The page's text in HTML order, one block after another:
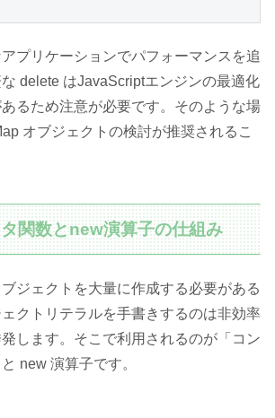
プリケーションでパフォーマンスを追
delete はJavaScriptエンジンの最適化
るため注意が必要です。そのような場
オブジェクトの検討が推奨されるこ
関数とnew演算子の仕組み
ジェクトを大量に作成する必要がある
クトリテラルを手書きするのは非効率
します。そこで利用されるのが「コン
new 演算子です。